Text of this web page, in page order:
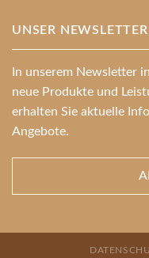
UNSER NEWSLETTER
In unserem Newsletter
neue Produkte und
erhalten Sie aktuelle
Angebote.